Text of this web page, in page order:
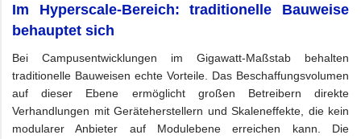
Im Hyperscale-Bereich: traditionelle Bauweise
behauptet sich
Bei Campusentwicklungen im Gigawatt-Maßstab behalten
traditionelle Bauweisen echte Vorteile. Das Beschaffungsvolumen
auf dieser Ebene ermöglicht großen Betreibern direkte
Verhandlungen mit Geräteherstellern und Skaleneffekte, die kein
modularer Anbieter auf Modulebene erreichen kann. Die